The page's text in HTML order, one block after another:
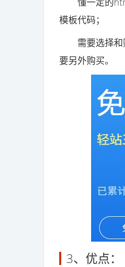
模板代码；
需要选择和
要另外购买。
3、优点：